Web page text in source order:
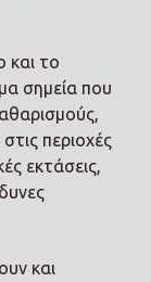
και το
σημεία που
περιοχές
εκτάσεις,
και